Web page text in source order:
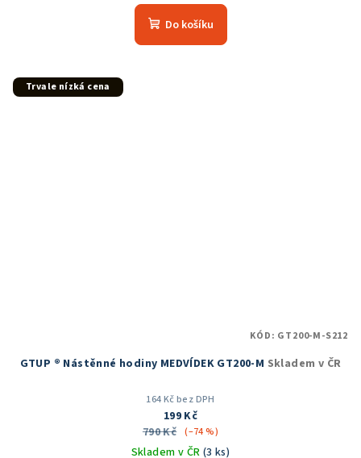
Do košíku
Trvale nízká cena
GTUP ® Nástěnné hodiny MEDVÍDEK GT200-M Skladem v ČR
164 Kč bez DPH
199 Kč
790 Kč (–74 %)
Skladem v ČR (3 ks)
KÓD: GT200-M-S212